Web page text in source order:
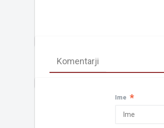
Komentarji
Ime *